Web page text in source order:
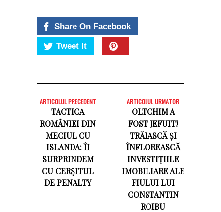
Share On Facebook
Tweet It
ARTICOLUL PRECEDENT
TACTICA
ROMÂNIEI DIN
MECIUL CU
ISLANDA: ÎI
SURPRINDEM
CU CERȘITUL
DE PENALTY
ARTICOLUL URMATOR
OLTCHIM A
FOST JEFUIT!
TRĂIASCĂ ȘI
ÎNFLOREASCĂ
INVESTIȚIILE
IMOBILIARE ALE
FIULUI LUI
CONSTANTIN
ROIBU